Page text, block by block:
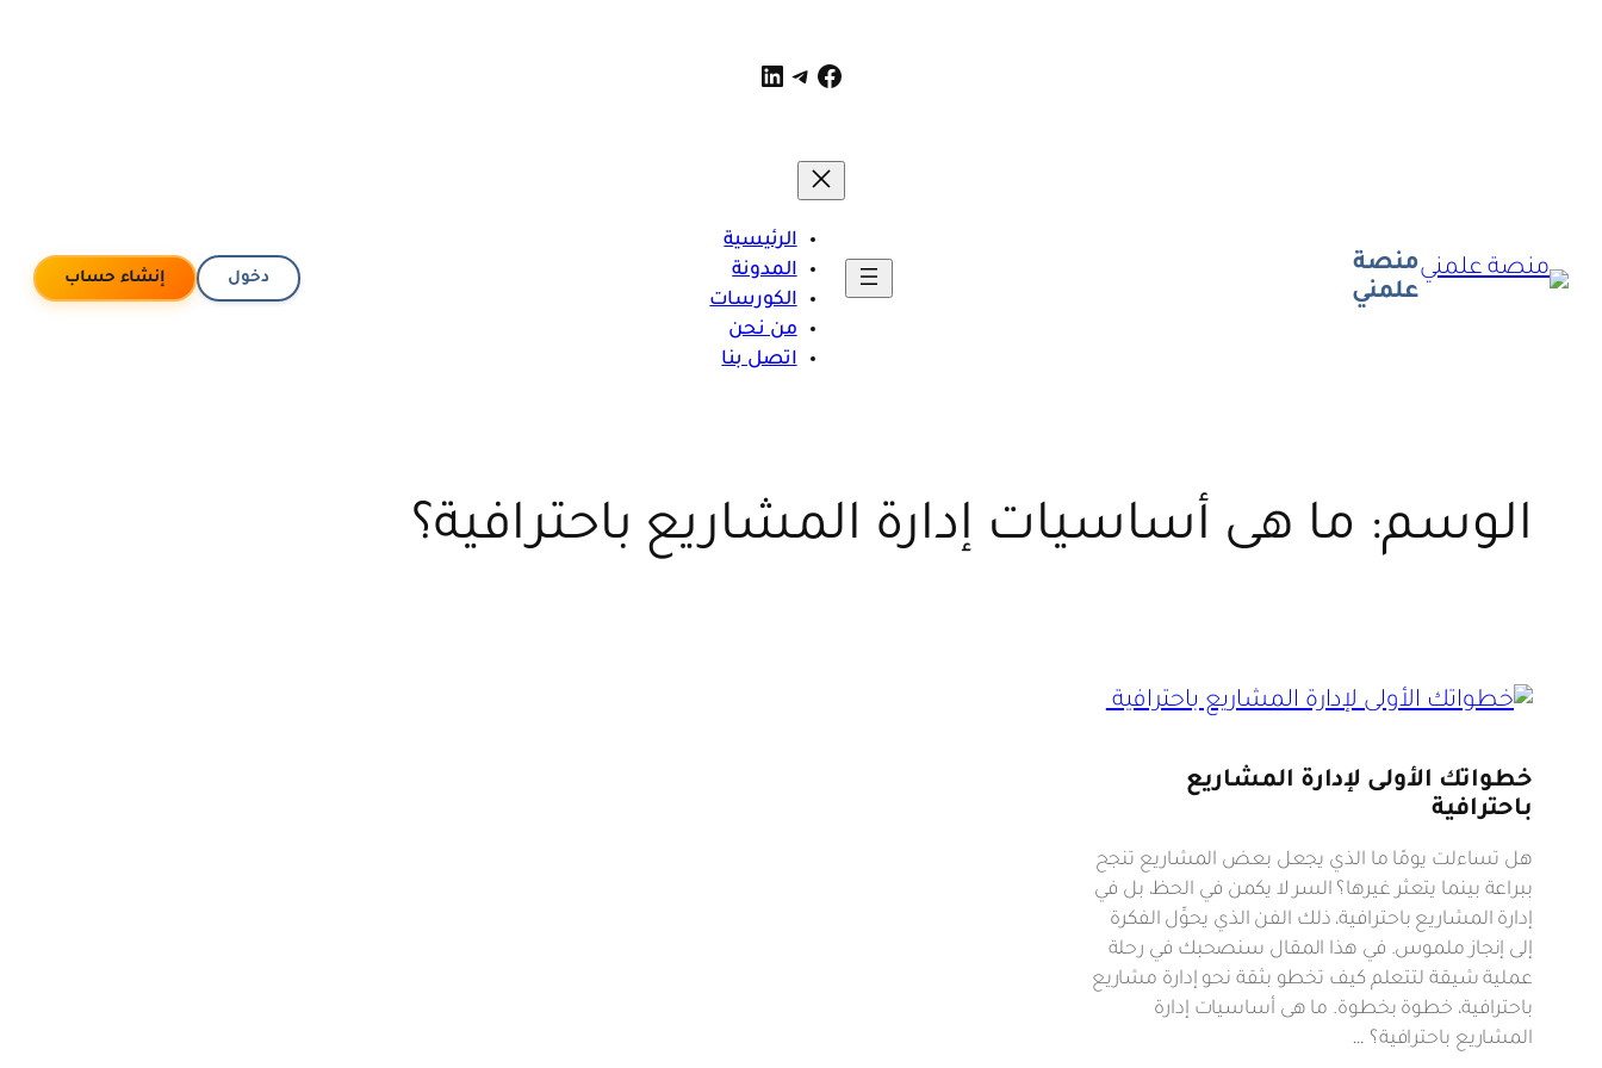
فيسبوك
تيليجرام
لينكد إن
منصة
علمني
الرئيسية
المدونة
الكورسات
من نحن
اتصل بنا
دخول إنشاء حساب
الوسم: ما هى أساسيات إدارة المشاريع باحترافية؟
خطواتك الأولى لإدارة المشاريع
باحترافية
هل تساءلت يومًا ما الذي يجعل بعض المشاريع تنجح
ببراعة بينما يتعثر غيرها؟ السر لا يكمن في الحظ، بل في
إدارة المشاريع باحترافية، ذلك الفن الذي يحوِّل الفكرة
إلى إنجاز ملموس. في هذا المقال سنصحبك في رحلة
عملية شيقة لتتعلم كيف تخطو بثقة نحو إدارة مشاريع
باحترافية، خطوة بخطوة. ما هى أساسيات إدارة
المشاريع باحترافية؟ …